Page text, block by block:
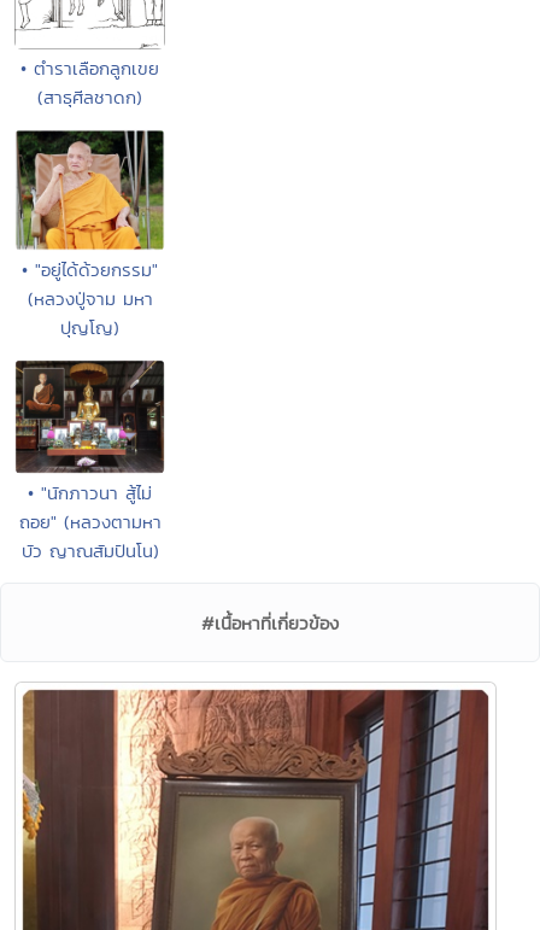
• ตำราเลือกลูกเขย
(สาธุศีลชาดก)
• "อยู่ได้ด้วยกรรม"
(หลวงปู่จาม มหา
ปุญโญ)
• "นักภาวนา สู้ไม่
ถอย" (หลวงตามหา
บัว ญาณสัมปันโน)
#เนื้อหาที่เกี่ยวข้อง